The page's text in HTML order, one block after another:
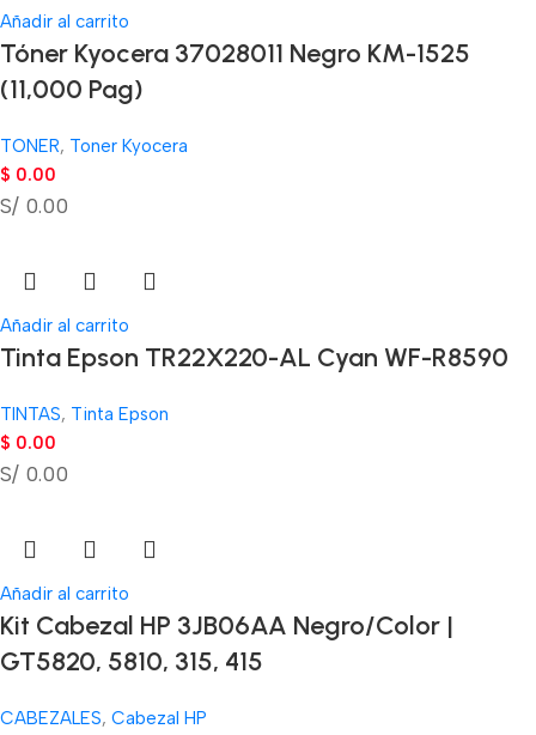
Añadir al carrito
Tóner Kyocera 37028011 Negro KM-1525
(11,000 Pag)
TONER, Toner Kyocera
$ 0.00
S/ 0.00
Añadir al carrito
Tinta Epson TR22X220-AL Cyan WF-R8590
TINTAS, Tinta Epson
$ 0.00
S/ 0.00
Añadir al carrito
Kit Cabezal HP 3JB06AA Negro/Color |
GT5820, 5810, 315, 415
CABEZALES, Cabezal HP